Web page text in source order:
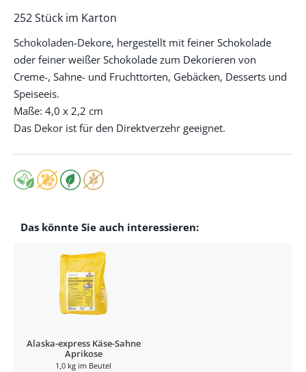
252 Stück im Karton
Schokoladen-Dekore, hergestellt mit feiner Schokolade
oder feiner weißer Schokolade zum Dekorieren von
Creme-, Sahne- und Fruchttorten, Gebäcken, Desserts und
Speiseeis.
Maße: 4,0 x 2,2 cm
Das Dekor ist für den Direktverzehr geeignet.
Das könnte Sie auch interessieren:
Alaska-express Käse-Sahne
Aprikose
1,0 kg im Beutel